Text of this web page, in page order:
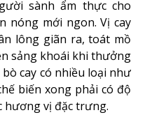
sành ẩm thực cho
nóng mới ngon. Vị cay
lông giãn ra, toát mồ
sảng khoái khi thưởng
cay có nhiều loại như
biến xong phải có độ
hương vị đặc trưng.